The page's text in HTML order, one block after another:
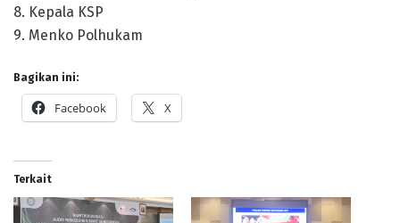
8. Kepala KSP
9. Menko Polhukam
Bagikan ini:
Facebook X
Terkait